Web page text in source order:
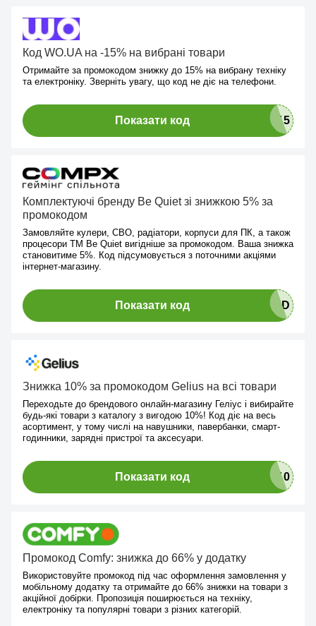
Код WO.UA на -15% на вибрані товари
Отримайте за промокодом знижку до 15% на вибрану техніку
та електроніку. Зверніть увагу, що код не діє на телефони.
Показати код
Комплектуючі бренду Be Quiet зі знижкою 5% за
промокодом
Замовляйте кулери, СВО, радіатори, корпуси для ПК, а також
процесори ТМ Be Quiet вигідніше за промокодом. Ваша знижка
становитиме 5%. Код підсумовується з поточними акціями
інтернет-магазину.
Показати код
Знижка 10% за промокодом Gelius на всі товари
Переходьте до брендового онлайн-магазину Геліус і вибирайте
будь-які товари з каталогу з вигодою 10%! Код діє на весь
асортимент, у тому числі на навушники, павербанки, смарт-
годинники, зарядні пристрої та аксесуари.
Показати код
Промокод Comfy: знижка до 66% у додатку
Використовуйте промокод під час оформлення замовлення у
мобільному додатку та отримайте до 66% знижки на товари з
акційної добірки. Пропозиція поширюється на техніку,
електроніку та популярні товари з різних категорій.